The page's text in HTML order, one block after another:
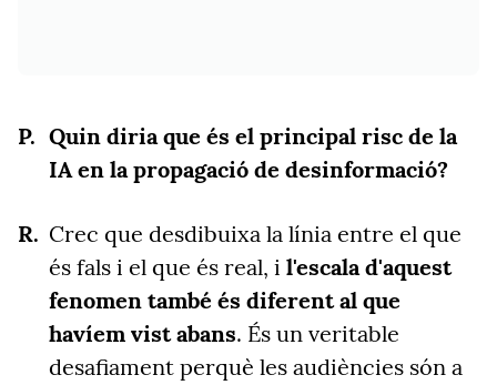
Quin diria que és el principal risc de la
IA en la propagació de desinformació?
Crec que desdibuixa la línia entre el que
és fals i el que és real, i l'escala d'aquest
fenomen també és diferent al que
havíem vist abans. És un veritable
desafiament perquè les audiències són a